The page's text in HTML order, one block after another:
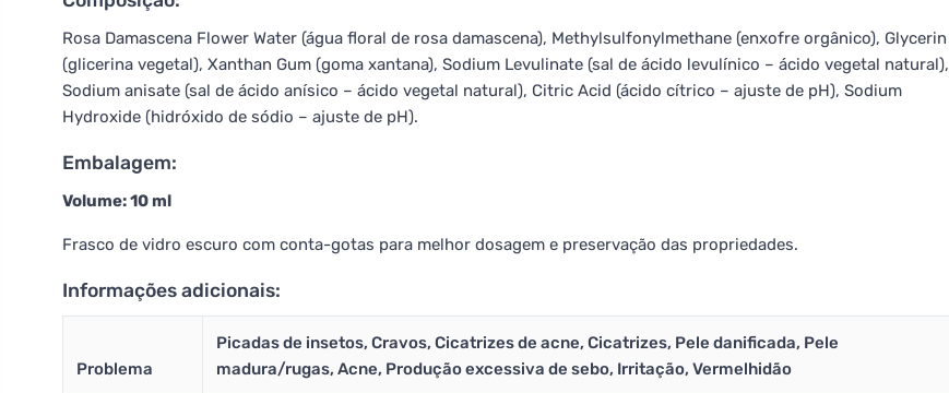
Rosa Damascena Flower Water (água floral de rosa damascena), Methylsulfonylmethane (enxofre orgânico), Glycerin
(glicerina vegetal), Xanthan Gum (goma xantana), Sodium Levulinate (sal de ácido levulínico – ácido vegetal natural),
Sodium anisate (sal de ácido anísico – ácido vegetal natural), Citric Acid (ácido cítrico – ajuste de pH), Sodium
Hydroxide (hidróxido de sódio – ajuste de pH).
Embalagem:
Volume: 10 ml
Frasco de vidro escuro com conta-gotas para melhor dosagem e preservação das propriedades.
Informações adicionais:
Problema
Picadas de insetos, Cravos, Cicatrizes de acne, Cicatrizes, Pele danificada, Pele
madura/rugas, Acne, Produção excessiva de sebo, Irritação, Vermelhidão